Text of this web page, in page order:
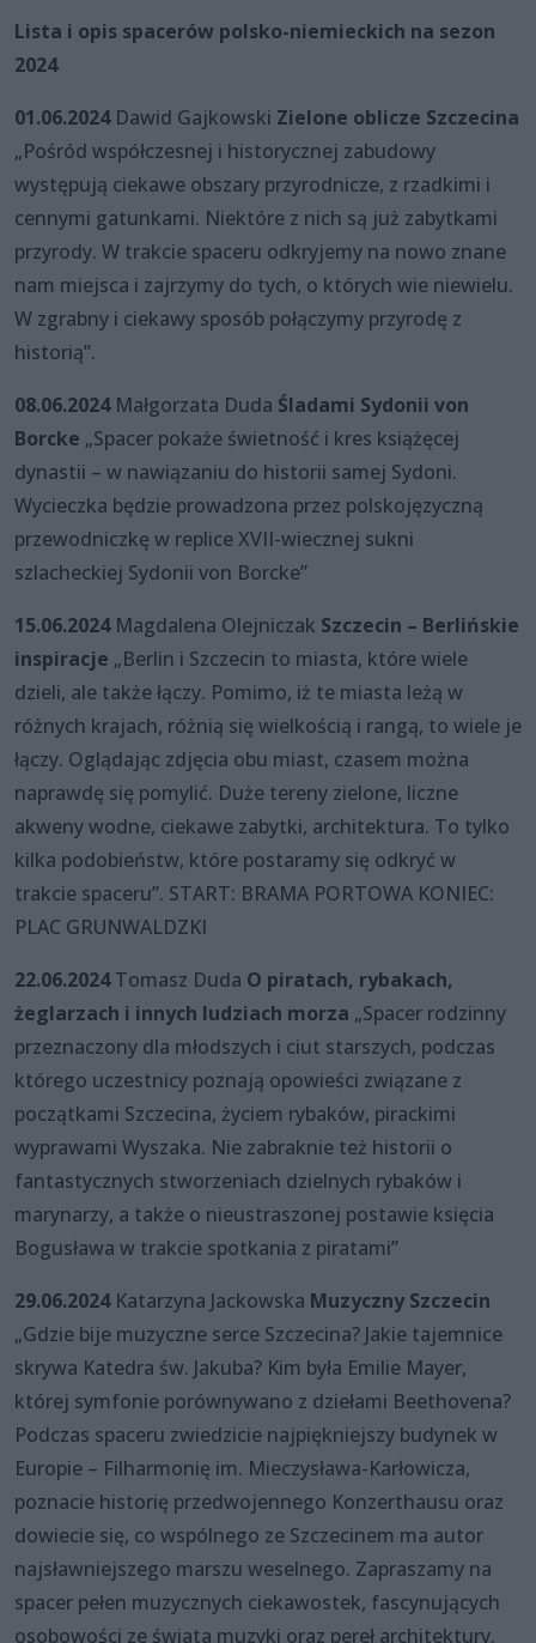
Lista i opis spacerów polsko-niemieckich na sezon
2024
01.06.2024Dawid Gajkowski Zielone oblicze Szczecina
„Pośród współczesnej i historycznej zabudowy
występują ciekawe obszary przyrodnicze, z rzadkimi i
cennymi gatunkami. Niektóre z nich są już zabytkami
przyrody. W trakcie spaceru odkryjemy na nowo znane
nam miejsca i zajrzymy do tych, o których wie niewielu.
W zgrabny i ciekawy sposób połączymy przyrodę z
historią”.
08.06.2024 Małgorzata Duda Śladami Sydonii von
Borcke „Spacer pokaże świetność i kres książęcej
dynastii – w nawiązaniu do historii samej Sydoni.
Wycieczka będzie prowadzona przez polskojęzyczną
przewodniczkę w replice XVII-wiecznej sukni
szlacheckiej Sydonii von Borcke”
15.06.2024Magdalena Olejniczak Szczecin – Berlińskie
inspiracje „Berlin i Szczecin to miasta, które wiele
dzieli, ale także łączy. Pomimo, iż te miasta leżą w
różnych krajach, różnią się wielkością i rangą, to wiele je
łączy. Oglądając zdjęcia obu miast, czasem można
naprawdę się pomylić. Duże tereny zielone, liczne
akweny wodne, ciekawe zabytki, architektura. To tylko
kilka podobieństw, które postaramy się odkryć w
trakcie spaceru”. START: BRAMA PORTOWA KONIEC:
PLAC GRUNWALDZKI
22.06.2024Tomasz Duda O piratach, rybakach,
żeglarzach i innych ludziach morza „Spacer rodzinny
przeznaczony dla młodszych i ciut starszych, podczas
którego uczestnicy poznają opowieści związane z
początkami Szczecina, życiem rybaków, pirackimi
wyprawami Wyszaka. Nie zabraknie też historii o
fantastycznych stworzeniach dzielnych rybaków i
marynarzy, a także o nieustraszonej postawie księcia
Bogusława w trakcie spotkania z piratami”
29.06.2024Katarzyna Jackowska Muzyczny Szczecin
„Gdzie bije muzyczne serce Szczecina? Jakie tajemnice
skrywa Katedra św. Jakuba? Kim była Emilie Mayer,
której symfonie porównywano z dziełami Beethovena?
Podczas spaceru zwiedzicie najpiękniejszy budynek w
Europie – Filharmonię im. Mieczysława-Karłowicza,
poznacie historię przedwojennego Konzerthausu oraz
dowiecie się, co wspólnego ze Szczecinem ma autor
najsławniejszego marszu weselnego. Zapraszamy na
spacer pełen muzycznych ciekawostek, fascynujących
osobowości ze świata muzyki oraz pereł architektury.